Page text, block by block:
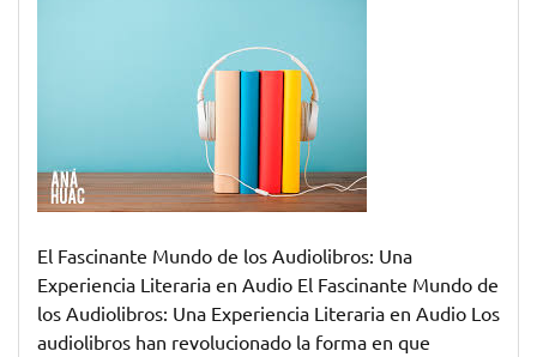
Literario
Fascinante
Mundo
del
Audiolibro
El Fascinante Mundo de los Audiolibros: Una
Experiencia Literaria en Audio El Fascinante Mundo de
los Audiolibros: Una Experiencia Literaria en Audio Los
audiolibros han revolucionado la forma en que